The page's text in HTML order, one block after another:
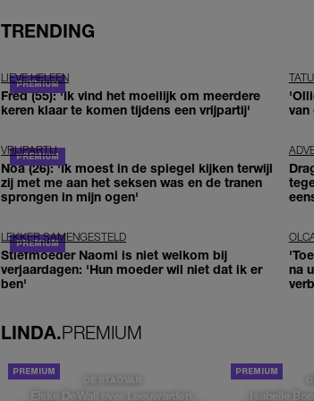
TRENDING
LIEVE HELEEN
Fred (55): 'Ik vind het moeilijk om meerdere
keren klaar te komen tijdens een vrijpartij'
van
VRIJPARTIJ
Noa (26): 'Ik moest in de spiegel kijken terwijl
zij met me aan het seksen was en de tranen
sprongen in mijn ogen'
LEKKER SAMENGESTELD
Stiefmoeder Naomi is niet welkom bij
verjaardagen: 'Hun moeder wil niet dat ik er
ben'
na
LINDA.PREMIUM
DE STAD VAN
Elske DeWall over Leeuwarden, Isabelle